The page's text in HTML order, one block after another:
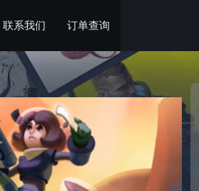
联系我们 订单查询